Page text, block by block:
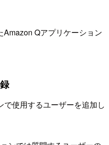
Qアプリケーション
使用するユーザーを追加し